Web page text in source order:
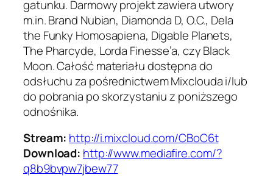
gatunku. Darmowy projekt zawiera utwory
m.in. Brand Nubian, Diamonda D, O.C., Dela
the Funky Homosapiena, Digable Planets,
The Pharcyde, Lorda Finesse’a, czy Black
Moon. Całość materiału dostępna do
odsłuchu za pośrednictwem Mixclouda i/lub
do pobrania po skorzystaniu z poniższego
odnośnika.
Stream: http://i.mixcloud.com/CBoC6t
Download: http://www.mediafire.com/?
q8b9bvpw7jbew77